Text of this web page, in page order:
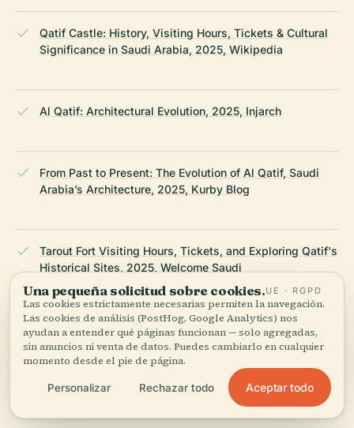
Qatif Castle: History, Visiting Hours, Tickets & Cultural
Significance in Saudi Arabia, 2025, Wikipedia
Al Qatif: Architectural Evolution, 2025, Injarch
From Past to Present: The Evolution of Al Qatif, Saudi
Arabia’s Architecture, 2025, Kurby Blog
Tarout Fort Visiting Hours, Tickets, and Exploring Qatif's
Historical Sites, 2025, Welcome Saudi
Qatif Castle Visiting Hours, Tickets, and Guide to Qatif
Historical Sites, 2025, Trek Zone
Top 10 Attractions to Visit in Qatif, 2025, Wild Trips
Una pequeña solicitud sobre cookies.UE · RGPD
Las cookies estrictamente necesarias permiten la navegación.
Las cookies de análisis (PostHog, Google Analytics) nos
ayudan a entender qué páginas funcionan — solo agregadas,
sin anuncios ni venta de datos. Puedes cambiarlo en cualquier
momento desde el pie de página.
Personalizar Rechazar todo Aceptar todo